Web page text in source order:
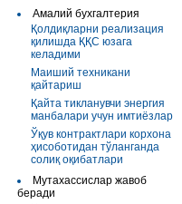
Амалий бухгалтерия
Қолдиқларни реализация
қилишда ҚҚС юзага
келадими
Маиший техникани
қайтариш
Қайта тикланувчи энергия
манбалари учун имтиёзлар
Ўқув контрактлари корхона
ҳисоботидан тўланганда
солиқ оқибатлари
Мутахассислар жавоб
беради